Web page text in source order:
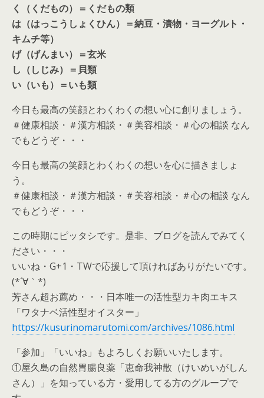
く（くだもの）＝くだもの類
は（はっこうしょくひん）＝納豆・漬物・ヨーグルト・
キムチ等）
げ（げんまい）＝玄米
し（しじみ）＝貝類
い（いも）＝いも類
今日も最高の笑顔とわくわくの想い心に創りましょう。
＃健康相談・＃漢方相談・＃美容相談・＃心の相談 なん
でもどうぞ・・・
今日も最高の笑顔とわくわくの想いを心に描きましょ
う。
＃健康相談・＃漢方相談・＃美容相談・＃心の相談 なん
でもどうぞ・・・
この時期にピッタシです。是非、ブログを読んでみてく
ださい・・・
いいね・G+1・TWで応援して頂ければありがたいです。
(*´∀｀*)
芳さん超お薦め・・・日本唯一の活性型カキ肉エキス
「ワタナベ活性型オイスター」
https://kusurinomarutomi.com/archives/1086.html
「参加」「いいね」もよろしくお願いいたします。
①屋久島の自然胃腸良薬「恵命我神散（けいめいがしん
さん）」を知っている方・愛用してる方のグループで